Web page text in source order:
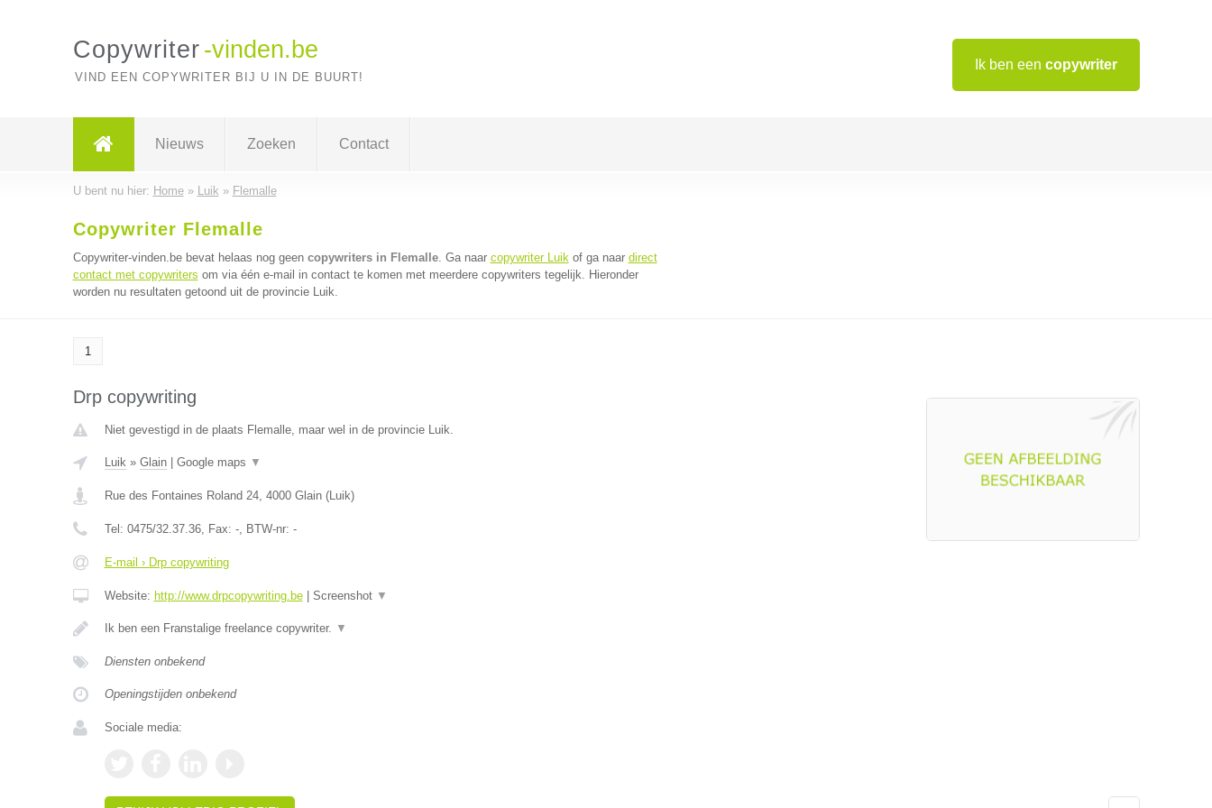
Ik ben een copywriter
Copywriter -vinden.be
VIND EEN COPYWRITER BIJ U IN DE BUURT!
Nieuws Zoeken Contact
U bent nu hier: Home» Luik » Flemalle
Copywriter Flemalle
Copywriter-vinden.be bevat helaas nog geen copywriters in Flemalle. Ga naar copywriter Luikof ga naar direct
contact met copywriters om via één e-mail in contact te komen met meerdere copywriters tegelijk. Hieronder
worden nu resultaten getoond uit de provincie Luik.
1
Drp copywriting
Niet gevestigd in de plaats Flemalle, maar wel in de provincie Luik.
Luik» Glain| Google maps ▼
Rue des Fontaines Roland 24, 4000 Glain(Luik)
Tel: 0475/32.37.36, Fax: -, BTW-nr: -
E-mail › Drp copywriting
Website: http://www.drpcopywriting.be| Screenshot ▼
Ik ben een Franstalige freelance copywriter. ▼
Diensten onbekend
Openingstijden onbekend
Sociale media: